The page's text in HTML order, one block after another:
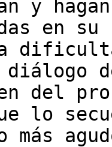
y
en su
del
lo
más